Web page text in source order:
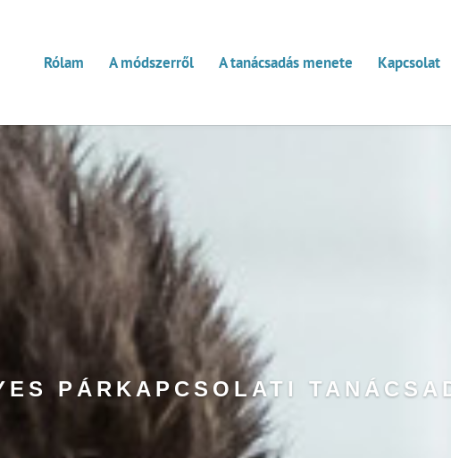
Rólam A módszerről A tanácsadás menete Kapcsolat
PÁRKAPCSOLATI